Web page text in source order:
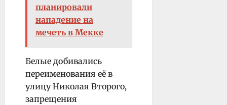
планировали
нападение на
мечеть в Мекке
Белые добивались
переименования её в
улицу Николая Второго,
запрещения